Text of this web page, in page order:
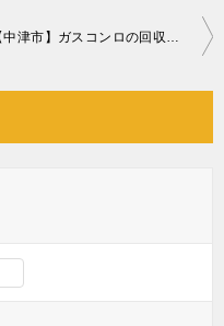
【中津市】ガスコンロの回収・処分ご依頼 お客様の声